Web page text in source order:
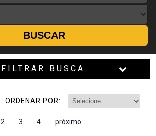
BUSCAR
FILTRAR BUSCA
ORDENAR POR:
2 3 4 próximo